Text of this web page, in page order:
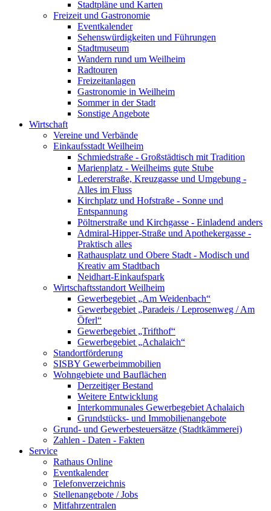
Stadtpläne und Karten
Freizeit und Gastronomie
Eventkalender
Sehenswürdigkeiten und Führungen
Stadtmuseum
Wandern rund um Weilheim
Radtouren
Freizeitanlagen
Gastronomie in Weilheim
Sommer in der Stadt
Sonstige Angebote
Wirtschaft
Vereine und Verbände
Einkaufsstadt Weilheim
Schmiedstraße - Großstädtisch mit Tradition
Marienplatz - Weilheims gute Stube
Ledererstraße, Kreuzgasse und Umgebung -
Alles im Fluss
Kirchplatz und Hofstraße - Sonne und
Entspannung
Pöltnerstraße und Kirchgasse - Einladend anders
Admiral-Hipper-Straße und Apothekergasse -
Praktisch alles
Rathausplatz und Obere Stadt - Modisch und
Kreativ am Stadtbach
Neidhart-Einkaufspark
Wirtschaftsstandort Weilheim
Gewerbegebiet „Am Weidenbach“
Gewerbegebiet „Paradeis / Leprosenweg / Am
Öferl“
Gewerbegebiet „Trifthof“
Gewerbegebiet „Achalaich“
Standortförderung
SISBY Gewerbeimmobilien
Wohngebiete und Bauflächen
Derzeitiger Bestand
Weitere Entwicklung
Interkommunales Gewerbegebiet Achalaich
Grundstücks- und Immobilienangebote
Grund- und Gewerbesteuersätze (Stadtkämmerei)
Zahlen - Daten - Fakten
Service
Rathaus Online
Eventkalender
Telefonverzeichnis
Stellenangebote / Jobs
Mitfahrzentralen